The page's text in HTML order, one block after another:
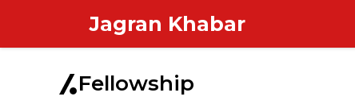
content
Jagran Khabar
Fellowship